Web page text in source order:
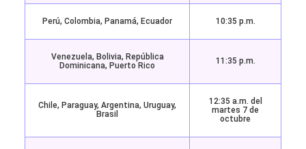
Perú, Colombia, Panamá, Ecuador 10:35 p.m.
Venezuela, Bolivia, República
Dominicana, Puerto Rico
11:35 p.m.
Chile, Paraguay, Argentina, Uruguay,
Brasil
12:35 a.m. del
martes 7 de
octubre